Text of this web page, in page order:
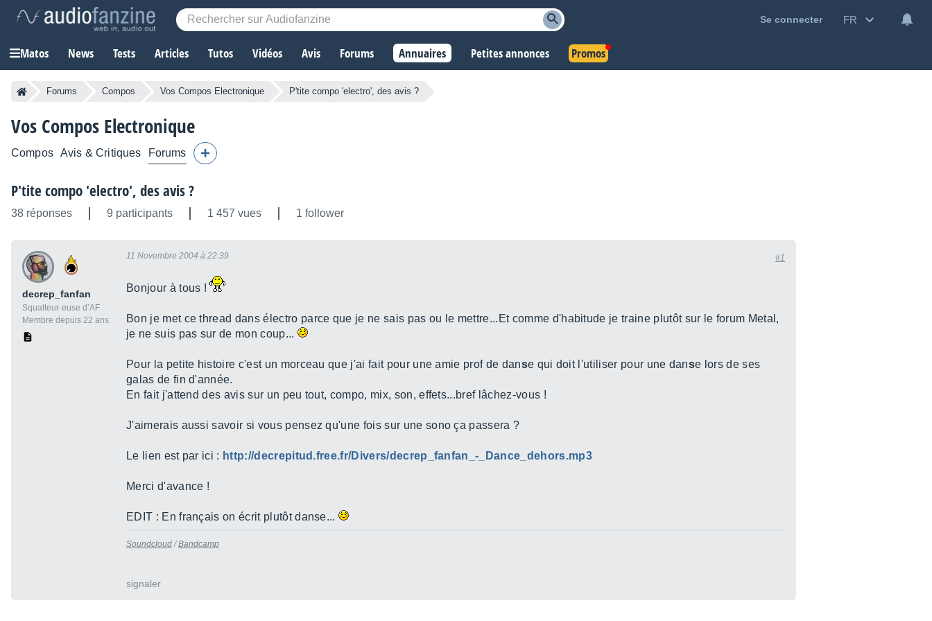
Se connecter FR
Matos News Tests Articles Tutos Vidéos Avis Forums Annuaires Petites annonces Promos
Forums Compos Vos Compos Electronique P'tite compo 'electro', des avis ?
Vos Compos Electronique
Compos Avis & Critiques Forums
P'tite compo 'electro', des avis ?
38 réponses 9 participants 1 457 vues 1 follower
decrep_fanfan
Squatteur·euse d’AF
Membre depuis 22 ans
11 Novembre 2004 à 22:39 #1
Bonjour à tous !
Bon je met ce thread dans électro parce que je ne sais pas ou le mettre...Et comme d'habitude je traine plutôt sur le forum Metal,
je ne suis pas sur de mon coup...
Pour la petite histoire c'est un morceau que j'ai fait pour une amie prof de danse qui doit l'utiliser pour une danse lors de ses
galas de fin d'année.
En fait j'attend des avis sur un peu tout, compo, mix, son, effets...bref lâchez-vous !
J'aimerais aussi savoir si vous pensez qu'une fois sur une sono ça passera ?
Le lien est par ici : http://decrepitud.free.fr/Divers/decrep_fanfan_-_Dance_dehors.mp3
Merci d'avance !
EDIT : En français on écrit plutôt danse...
Soundcloud/Bandcamp
signaler